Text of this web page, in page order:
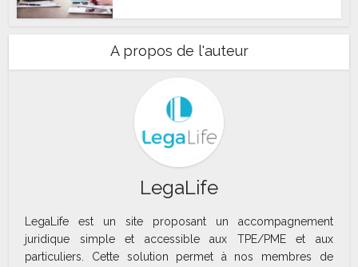
A propos de l'auteur
LegaLife
LegaLife est un site proposant un accompagnement
juridique simple et accessible aux TPE/PME et aux
particuliers. Cette solution permet à nos membres de